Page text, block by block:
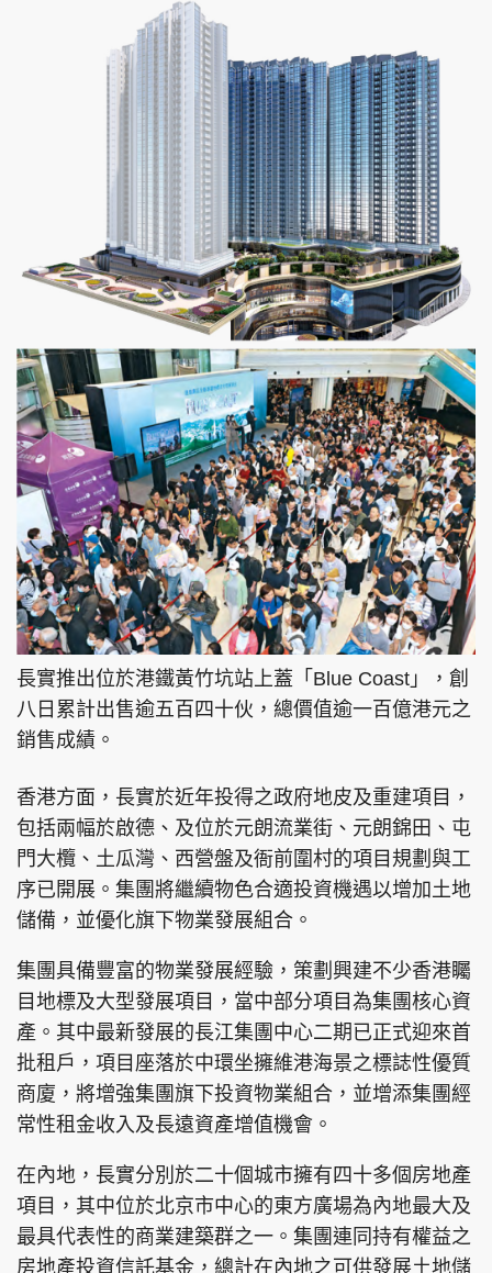
長實推出位於港鐵黃竹坑站上蓋「Blue Coast」，創
八日累計出售逾五百四十伙，總價值逾一百億港元之
銷售成績。
香港方面，長實於近年投得之政府地皮及重建項目，
包括兩幅於啟德、及位於元朗流業街、元朗錦田、屯
門大欖、土瓜灣、西營盤及衙前圍村的項目規劃與工
序已開展。集團將繼續物色合適投資機遇以增加土地
儲備，並優化旗下物業發展組合。
集團具備豐富的物業發展經驗，策劃興建不少香港矚
目地標及大型發展項目，當中部分項目為集團核心資
產。其中最新發展的長江集團中心二期已正式迎來首
批租戶，項目座落於中環坐擁維港海景之標誌性優質
商廈，將增強集團旗下投資物業組合，並增添集團經
常性租金收入及長遠資產增值機會。
在內地，長實分別於二十個城市擁有四十多個房地產
項目，其中位於北京市中心的東方廣場為內地最大及
最具代表性的商業建築群之一。集團連同持有權益之
房地產投資信託基金，總計在內地之可供發展土地儲